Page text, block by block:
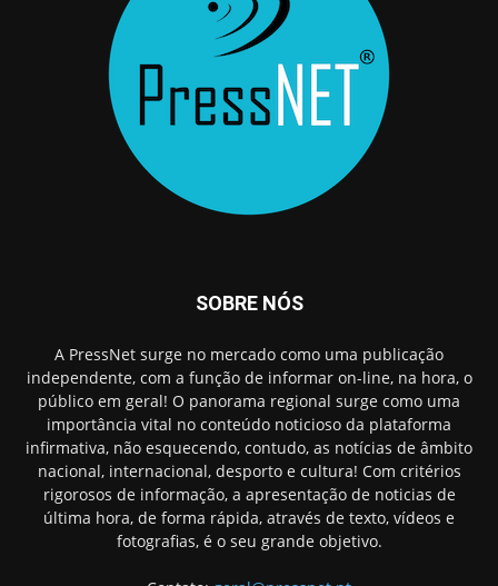
SOBRE NÓS
A PressNet surge no mercado como uma publicação
independente, com a função de informar on-line, na hora, o
público em geral! O panorama regional surge como uma
importância vital no conteúdo noticioso da plataforma
infirmativa, não esquecendo, contudo, as notícias de âmbito
nacional, internacional, desporto e cultura! Com critérios
rigorosos de informação, a apresentação de noticias de
última hora, de forma rápida, através de texto, vídeos e
fotografias, é o seu grande objetivo.